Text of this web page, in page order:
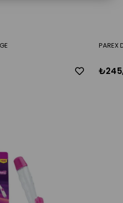
PAREX